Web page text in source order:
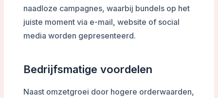
naadloze campagnes, waarbij bundels op het
juiste moment via e-mail, website of social
media worden gepresenteerd.
Bedrijfsmatige voordelen
Naast omzetgroei door hogere orderwaarden,